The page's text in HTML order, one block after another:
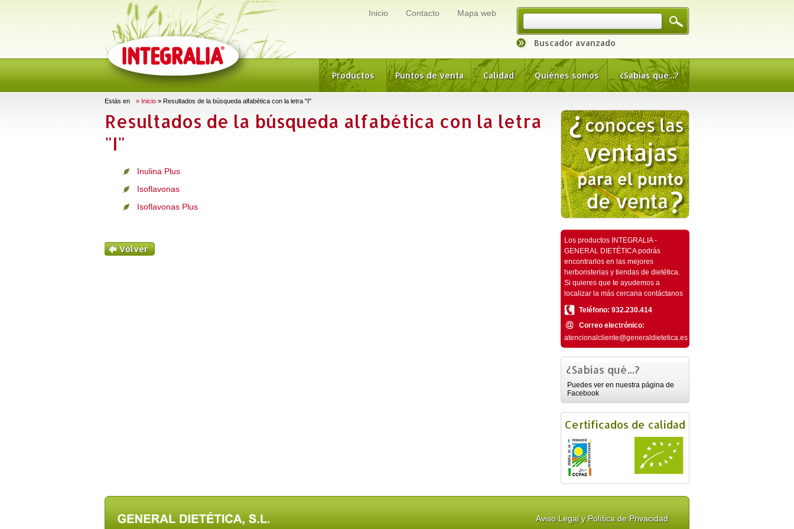
Inicio Contacto Mapa web
Buscador avanzado
Productos Puntos de venta Calidad Quiénes somos ¿Sabías que...?
Estás en » Inicio » Resultados de la búsqueda alfabética con la letra "I"
Resultados de la búsqueda alfabética con la letra
"I"
Inulina Plus
Isoflavonas
Isoflavonas Plus
Volver
Los productos INTEGRALIA -
GENERAL DIETÉTICA podrás
encontrarlos en las mejores
herboristerias y tiendas de dietética.
Si quieres que te ayudemos a
localizar la más cercana contáctanos
Teléfono: 932.230.414
Correo electrónico:
atencionalcliente@generaldietetica.es
¿Sabías qué...?
Puedes ver en nuestra página de
Facebook
Certificados de calidad
Aviso Legal y Política de Privacidad